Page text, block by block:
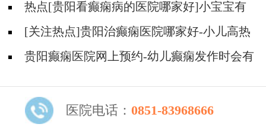
子看羊癫疯病去哪家医院好？
热点[贵阳看癫痫病的医院哪家好]小宝宝有
癫痫会出现哪些症状？
[关注热点]贵阳治癫痫医院哪家好-小儿高热
惊厥会导致癫痫吗？
贵阳癫痫医院网上预约-幼儿癫痫发作时会有
医院电话： 0851-83968666